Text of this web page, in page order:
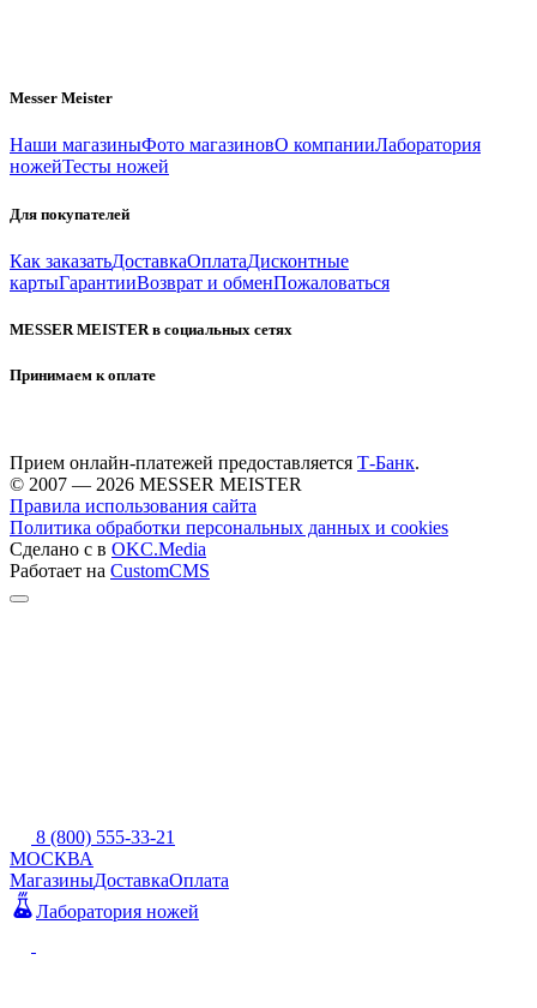
Messer Meister
Наши магазиныФото магазиновО компанииЛаборатория
ножейТесты ножей
Для покупателей
Как заказатьДоставкаОплатаДисконтные
картыГарантииВозврат и обменПожаловаться
MESSER MEISTER в социальных сетях
Принимаем к оплате
Прием онлайн-платежей предоставляется Т-Банк.
© 2007 — 2026 MESSER MEISTER
Правила использования сайта
Политика обработки персональных данных и cookies
Сделано с в OKC.Media
Работает на CustomCMS
8 (800) 555-33-21
МОСКВА
МагазиныДоставкаОплата
Лаборатория ножей